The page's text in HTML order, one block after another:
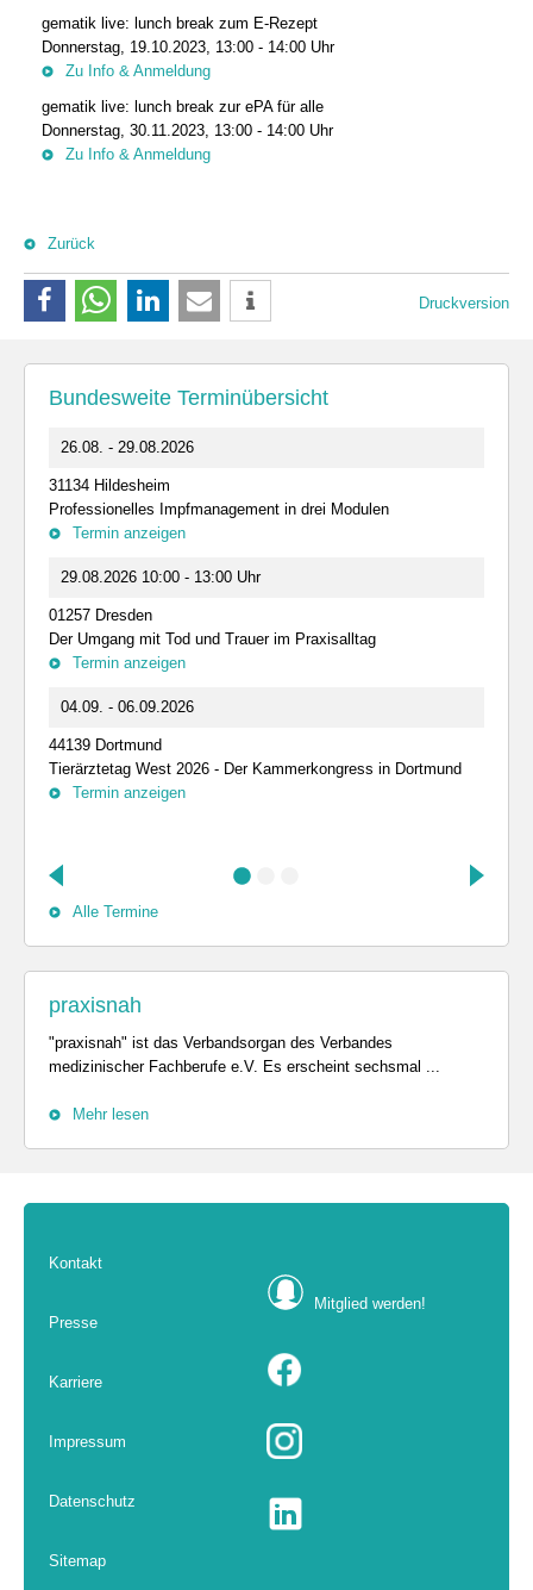
gematik live: lunch break zum E-Rezept
Donnerstag, 19.10.2023, 13:00 - 14:00 Uhr
Zu Info & Anmeldung
gematik live: lunch break zur ePA für alle
Donnerstag, 30.11.2023, 13:00 - 14:00 Uhr
Zu Info & Anmeldung
Zurück
Druckversion
Bundesweite Terminübersicht
26.08. - 29.08.2026
31134 Hildesheim
Professionelles Impfmanagement in drei Modulen
Termin anzeigen
29.08.2026 10:00 - 13:00 Uhr
01257 Dresden
Der Umgang mit Tod und Trauer im Praxisalltag
Termin anzeigen
04.09. - 06.09.2026
44139 Dortmund
Tierärztetag West 2026 - Der Kammerkongress in Dortmund
Termin anzeigen
Alle Termine
praxisnah
"praxisnah" ist das Verbandsorgan des Verbandes
medizinischer Fachberufe e.V. Es erscheint sechsmal ...
Mehr lesen
Kontakt
Presse
Karriere
Impressum
Datenschutz
Sitemap
Mitglied werden!